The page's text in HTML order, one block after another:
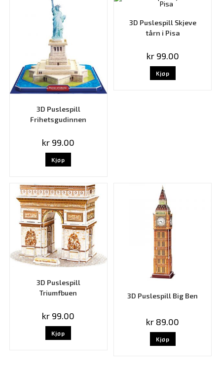
3D Puslespill
Frihetsgudinnen
kr 99.00
Kjøp
3D Puslespill Skjeve
tårn i Pisa
kr99.00
Kjøp
3D Puslespill
Triumfbuen
kr 99.00
Kjøp
3D Puslespill Big Ben
kr 89.00
Kjøp